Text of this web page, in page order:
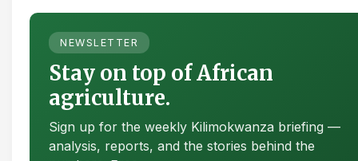
NEWSLETTER
Stay on top of African
agriculture.
Sign up for the weekly Kilimokwanza briefing —
analysis, reports, and the stories behind the